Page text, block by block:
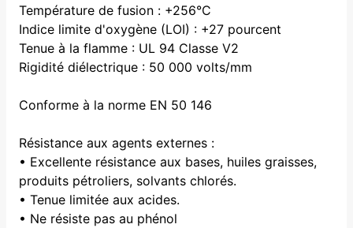
Température de fusion : +256°C
Indice limite d'oxygène (LOI) : +27 pourcent
Tenue à la flamme : UL 94 Classe V2
Rigidité diélectrique : 50 000 volts/mm
Conforme à la norme EN 50 146
Résistance aux agents externes :
• Excellente résistance aux bases, huiles graisses,
produits pétroliers, solvants chlorés.
• Tenue limitée aux acides.
• Ne résiste pas au phénol